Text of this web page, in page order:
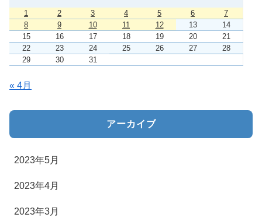
1 2 3 4 5 6
7
8
9 10 11 12 13
14
15
16 17 18 19 20
21
22
23 24 25 26 27
28
29
30 31
« 4月
アーカイブ
2023年5月
2023年4月
2023年3月